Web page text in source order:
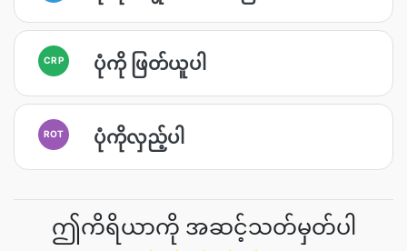
CRP ပုံကို ဖြတ်ယူပါ
ROT ပုံကိုလှည့်ပါ
ဤကိရိယာကို အဆင့်သတ်မှတ်ပါ